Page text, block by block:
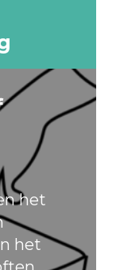
het
het